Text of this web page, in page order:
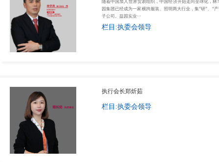
随着中国加入世界贸易组织，中国经济开始走向全球化，
园集团已经成为一家横跨服装、照明两大行业，集“研”、“
子公司。益园实业···
栏目:执委会领导
执行会长郑炘茹
栏目:执委会领导